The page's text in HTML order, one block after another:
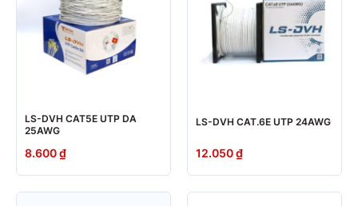
LS-DVH CAT5E UTP DA
25AWG
8.600₫
LS-DVH CAT.6E UTP 24AWG
12.050₫